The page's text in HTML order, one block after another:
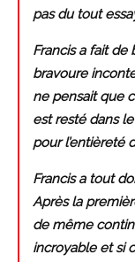
pas du tout
Francis a fait de
bravoure
ne pensait que
est resté dans
pour l’entièreté
Francis a tout
Après la
de même
incroyable et si